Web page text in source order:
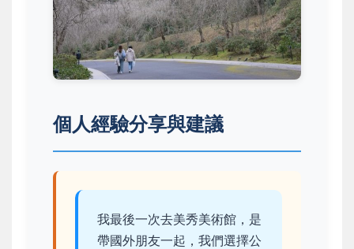
個人經驗分享與建議
我最後一次去美秀美術館，是
帶國外朋友一起，我們選擇公